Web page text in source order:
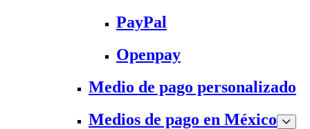
PayPal
Openpay
Medio de pago personalizado
Medios de pago en México